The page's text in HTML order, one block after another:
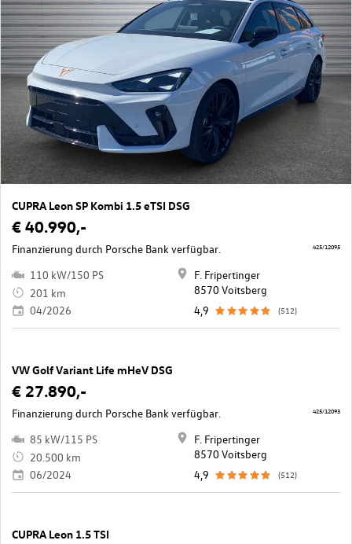
CUPRA Leon SP Kombi 1.5 eTSI DSG
€ 40.990,-
Finanzierung durch Porsche Bank verfügbar.
110 kW/150 PS
201 km
04/2026
F. Fripertinger
8570 Voitsberg
4,9
(512)
425/12095
VW Golf Variant Life mHeV DSG
€ 27.890,-
Finanzierung durch Porsche Bank verfügbar.
85 kW/115 PS
20.500 km
06/2024
F. Fripertinger
8570 Voitsberg
4,9
(512)
425/12093
CUPRA Leon 1.5 TSI